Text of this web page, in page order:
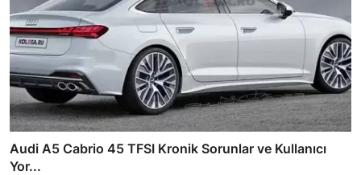
Audi A5 Cabrio 45 TFSI Kronik Sorunlar ve Kullanıcı
Yor...